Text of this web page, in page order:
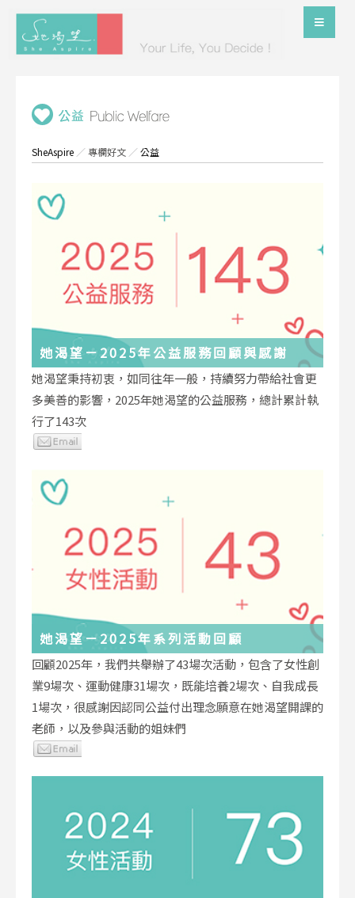
SheAspire ／專欄好文 ／公益
她渴望－2025年公益服務回顧與感謝
她渴望秉持初衷，如同往年一般，持續努力帶給社會更
多美善的影響，2025年她渴望的公益服務，總計累計執
行了143次
她渴望－2025年系列活動回顧
回顧2025年，我們共舉辦了43場次活動，包含了女性創
業9場次、運動健康31場次，既能培養2場次、自我成長
1場次，很感謝因認同公益付出理念願意在她渴望開課的
老師，以及參與活動的姐妹們